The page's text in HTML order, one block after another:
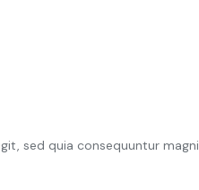
sed quia consequuntur magni